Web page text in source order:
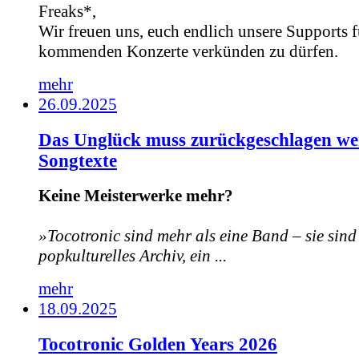
Freaks*,
Wir freuen uns, euch endlich unsere Supports
kommenden Konzerte verkünden zu dürfen.
mehr
26.09.2025
Das Unglück muss zurückgeschlagen
Songtexte
Keine Meisterwerke mehr?
»Tocotronic sind mehr als eine Band – sie
popkulturelles Archiv, ein ...
mehr
18.09.2025
Tocotronic Golden Years 2026